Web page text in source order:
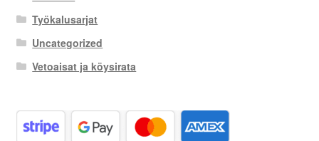
Työkalusarjat
Uncategorized
Vetoaisat ja köysirata